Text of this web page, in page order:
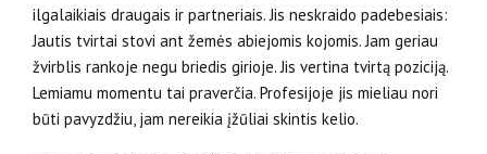
ilgalaikiais draugais ir partneriais. Jis neskraido padebesiais:
Jautis tvirtai stovi ant žemės abiejomis kojomis. Jam geriau
žvirblis rankoje negu briedis girioje. Jis vertina tvirtą poziciją.
Lemiamu momentu tai praverčia. Profesijoje jis mieliau nori
būti pavyzdžiu, jam nereikia įžūliai skintis kelio.